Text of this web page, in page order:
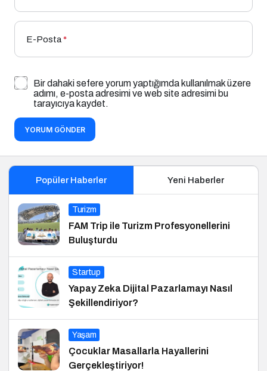
E-Posta*
Bir dahaki sefere yorum yaptığımda kullanılmak üzere
adımı, e-posta adresimi ve web site adresimi bu
tarayıcıya kaydet.
YORUM GÖNDER
Popüler Haberler Yeni Haberler
Turizm
FAM Trip ile Turizm Profesyonellerini
Buluşturdu
Startup
Yapay Zeka Dijital Pazarlamayı Nasıl
Şekillendiriyor?
Yaşam
Çocuklar Masallarla Hayallerini
Gerçekleştiriyor!